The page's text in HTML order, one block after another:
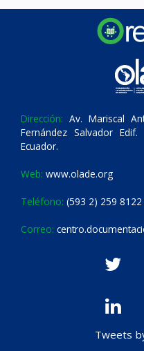
Dirección: Av. Mariscal
Fernández Salvador
Ecuador.
Web: www.olade.org
Teléfono: (593 2) 259
Correo:
Tweets